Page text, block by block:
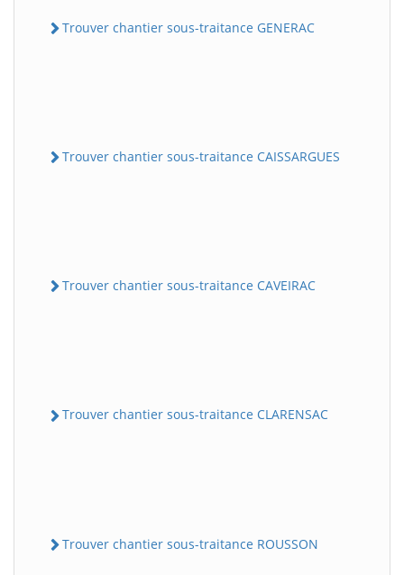
Trouver chantier sous-traitance GENERAC
Trouver chantier sous-traitance CAISSARGUES
Trouver chantier sous-traitance CAVEIRAC
Trouver chantier sous-traitance CLARENSAC
Trouver chantier sous-traitance ROUSSON